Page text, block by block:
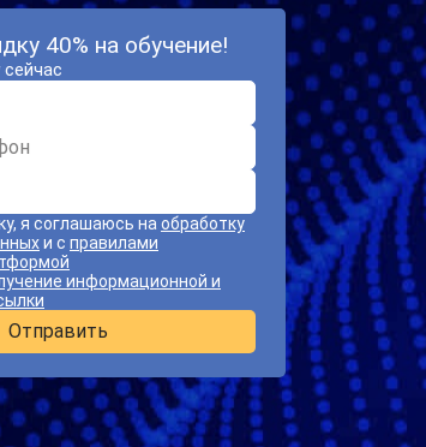
40% на обучение!
я соглашаюсь на обработку
и с правилами
информационной и
Отправить